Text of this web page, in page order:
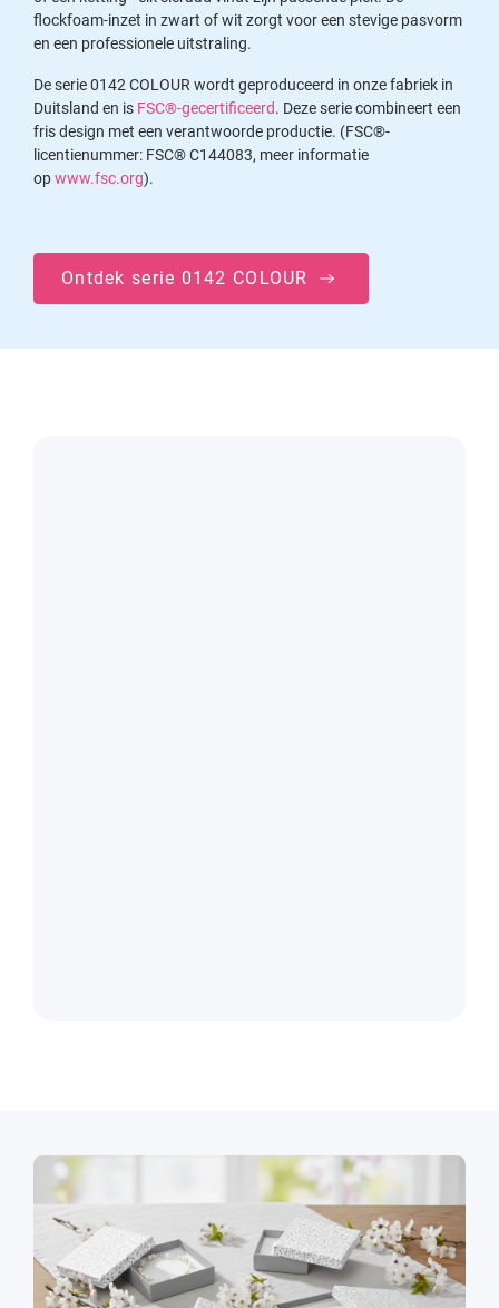
flockfoam-inzet in zwart of wit zorgt voor een stevige pasvorm
en een professionele uitstraling.
De serie 0142 COLOUR wordt geproduceerd in onze fabriek in
Duitsland en is FSC®-gecertificeerd. Deze serie combineert een
fris design met een verantwoorde productie. (FSC®-
licentienummer: FSC® C144083, meer informatie
opwww.fsc.org).
Ontdek serie 0142 COLOUR